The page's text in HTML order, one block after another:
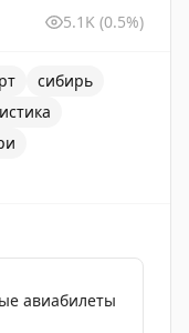
5.1K (0.5%)
сибирь
авиабилеты